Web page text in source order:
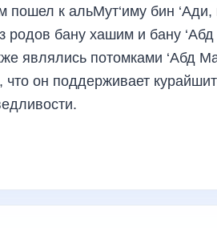
пошел к альМут‘иму бин
родов бану хашим и бану
являлись потомками ‘Абд
что он поддерживает